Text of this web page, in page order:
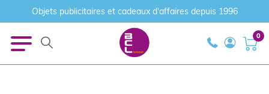
Objets publicitaires et cadeaux d'affaires depuis 1996
0